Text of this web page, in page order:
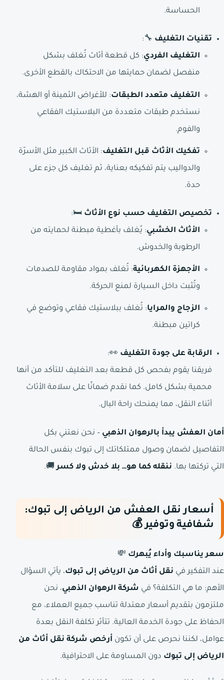
الحساسة.
تقنيات التغليف 🔧:
التغليف الفردي: كل قطعة أثاث تُغلف بشكل
منفصل لضمان حمايتها من الاحتكاك بالقطع الأخرى.
التغليف متعدد الطبقات: للأغراض الثمينة أو الهشة،
نستخدم طبقات متعددة من البلاستيك الفقاعي
والفوم.
تفكيك الأثاث قبل التغليف: الأثاث الكبير مثل الأسرّة
والدواليب يتم تفكيكه بعناية، ثم تغليف كل جزء على
حدة.
تخصيص التغليف حسب نوع الأثاث 🛏️:
الأثاث الخشبي: يُغلف بأغطية مبطنة لحمايته من
الرطوبة والخدوش.
الأجهزة الكهربائية: تُغلف بمواد مقاومة للصدمات
وتُثبت داخل السيارة لمنع الحركة.
الزجاج والمرايا: تُغلف ببلاستيك فقاعي وتوضع في
كراتين مبطنة.
الرقابة على جودة التغليف 👀:
فريقنا يقوم بفحص كل قطعة بعد التغليف للتأكد من أنها
محمية بشكل كامل. كما نقدم ضمانًا على سلامة الأثاث
أثناء النقل، مما يمنحك راحة البال.
أمان العفش يبدأ بالرهوان الذهبي – نحن نعتني بكل
التفاصيل لضمان وصول ممتلكاتك إلى تبوك بنفس الحالة
التي تركتها بها. ننقله كما هو… بلا خدش ولا كسر🚚.
أسعار نقل العفش من الرياض إلى تبوك:
شفافية وتوفير💰
سعر يناسبك وأداء يُبهرك 💸
عند التفكير في نقل أثاث من الرياض إلى تبوك، يأتي السؤال
الأهم: ما هي التكلفة؟ في شركة الرهوان الذهبي، نحن
ملتزمون بتقديم أسعار معتدلة تناسب جميع العملاء، مع
الحفاظ على جودة الخدمة العالية. تتأثر تكلفة النقل بعدة
عوامل، لكننا نحرص على أن تكون أرخص شركة نقل أثاث من
الرياض إلى تبوك دون المساومة على الاحترافية.